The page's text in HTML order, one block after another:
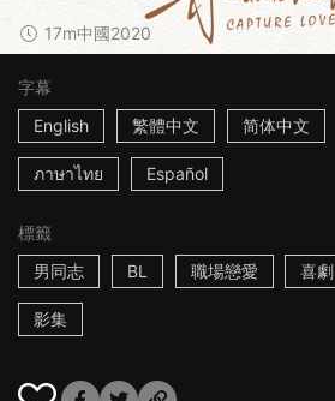
17m中國2020
字幕
English
繁體中文 简体中文
ภาษาไทย Español
標籤
男同志
BL 職場戀愛 喜劇
影集